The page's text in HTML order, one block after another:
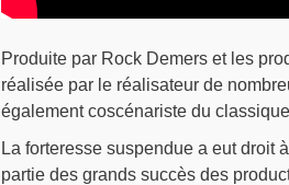
Produite par Rock Demers et les
réalisée par le réalisateur de
également coscénariste du classique
La forteresse suspendue a eut droit
partie des grands succès des